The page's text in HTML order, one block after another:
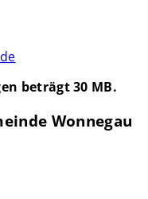
beträgt 30 MB.
Wonnegau